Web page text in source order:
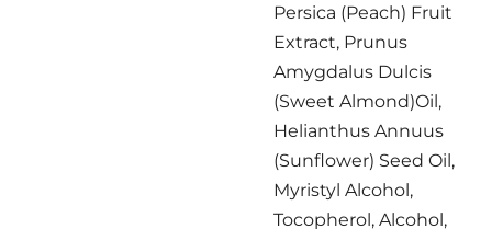
Persica (Peach) Fruit
Extract, Prunus
Amygdalus Dulcis
(Sweet Almond)Oil,
Helianthus Annuus
(Sunflower) Seed Oil,
Myristyl Alcohol,
Tocopherol, Alcohol,